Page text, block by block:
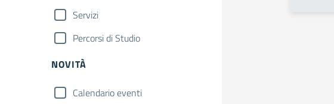
Servizi
Percorsi di Studio
NOVITÀ
Calendario eventi